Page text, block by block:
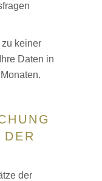
zu keiner
Daten in
der